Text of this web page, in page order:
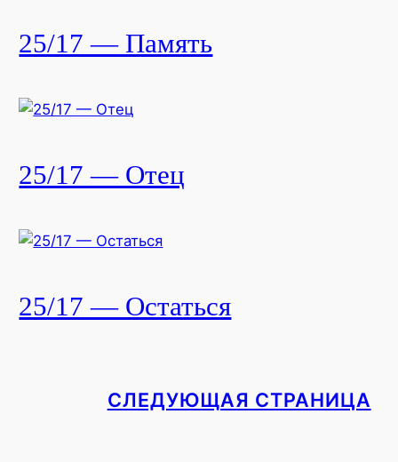
25/17 — Память
25/17 — Отец
25/17 — Остаться
СЛЕДУЮЩАЯ СТРАНИЦА